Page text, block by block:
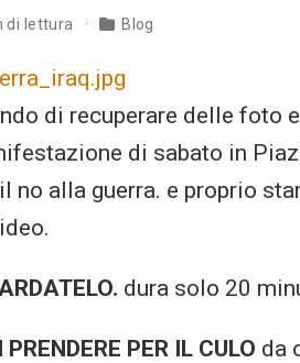
di lettura Blog
di recuperare delle foto
di sabato in
no alla guerra. e proprio
dura solo 20
PER IL CULO da